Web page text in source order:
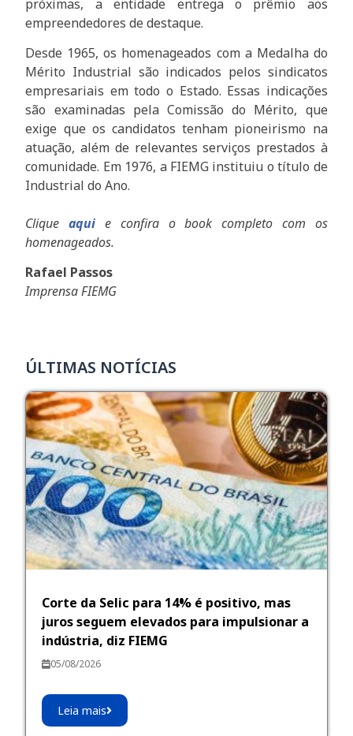
próximas, a entidade entrega o prêmio aos
empreendedores de destaque.
Desde 1965, os homenageados com a Medalha do
Mérito Industrial são indicados pelos sindicatos
empresariais em todo o Estado. Essas indicações
são examinadas pela Comissão do Mérito, que
exige que os candidatos tenham pioneirismo na
atuação, além de relevantes serviços prestados à
comunidade. Em 1976, a FIEMG instituiu o título de
Industrial do Ano.
Cliqueaqui e confira o book completo com os
homenageados.
Rafael Passos
Imprensa FIEMG
ÚLTIMAS NOTÍCIAS
Corte da Selic para 14% é positivo, mas
juros seguem elevados para impulsionar a
indústria, diz FIEMG
05/08/2026
Leia mais